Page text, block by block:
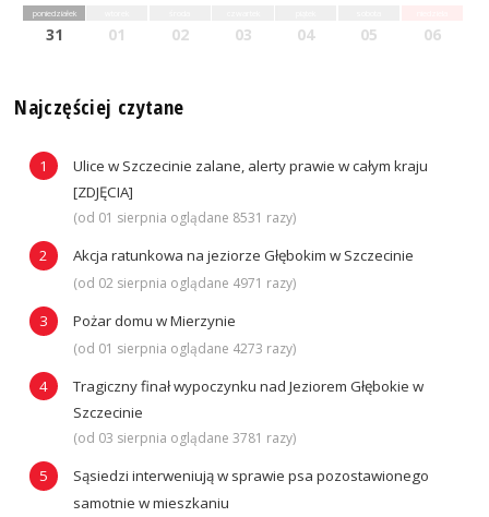
poniedziałek
31 01 02 03 04 05 06
Najczęściej czytane
Ulice w Szczecinie zalane, alerty prawie w całym kraju
[ZDJĘCIA]
(od 01 sierpnia oglądane 8531 razy)
Akcja ratunkowa na jeziorze Głębokim w Szczecinie
(od 02 sierpnia oglądane 4971 razy)
Pożar domu w Mierzynie
(od 01 sierpnia oglądane 4273 razy)
Tragiczny finał wypoczynku nad Jeziorem Głębokie w
Szczecinie
(od 03 sierpnia oglądane 3781 razy)
Sąsiedzi interweniują w sprawie psa pozostawionego
samotnie w mieszkaniu